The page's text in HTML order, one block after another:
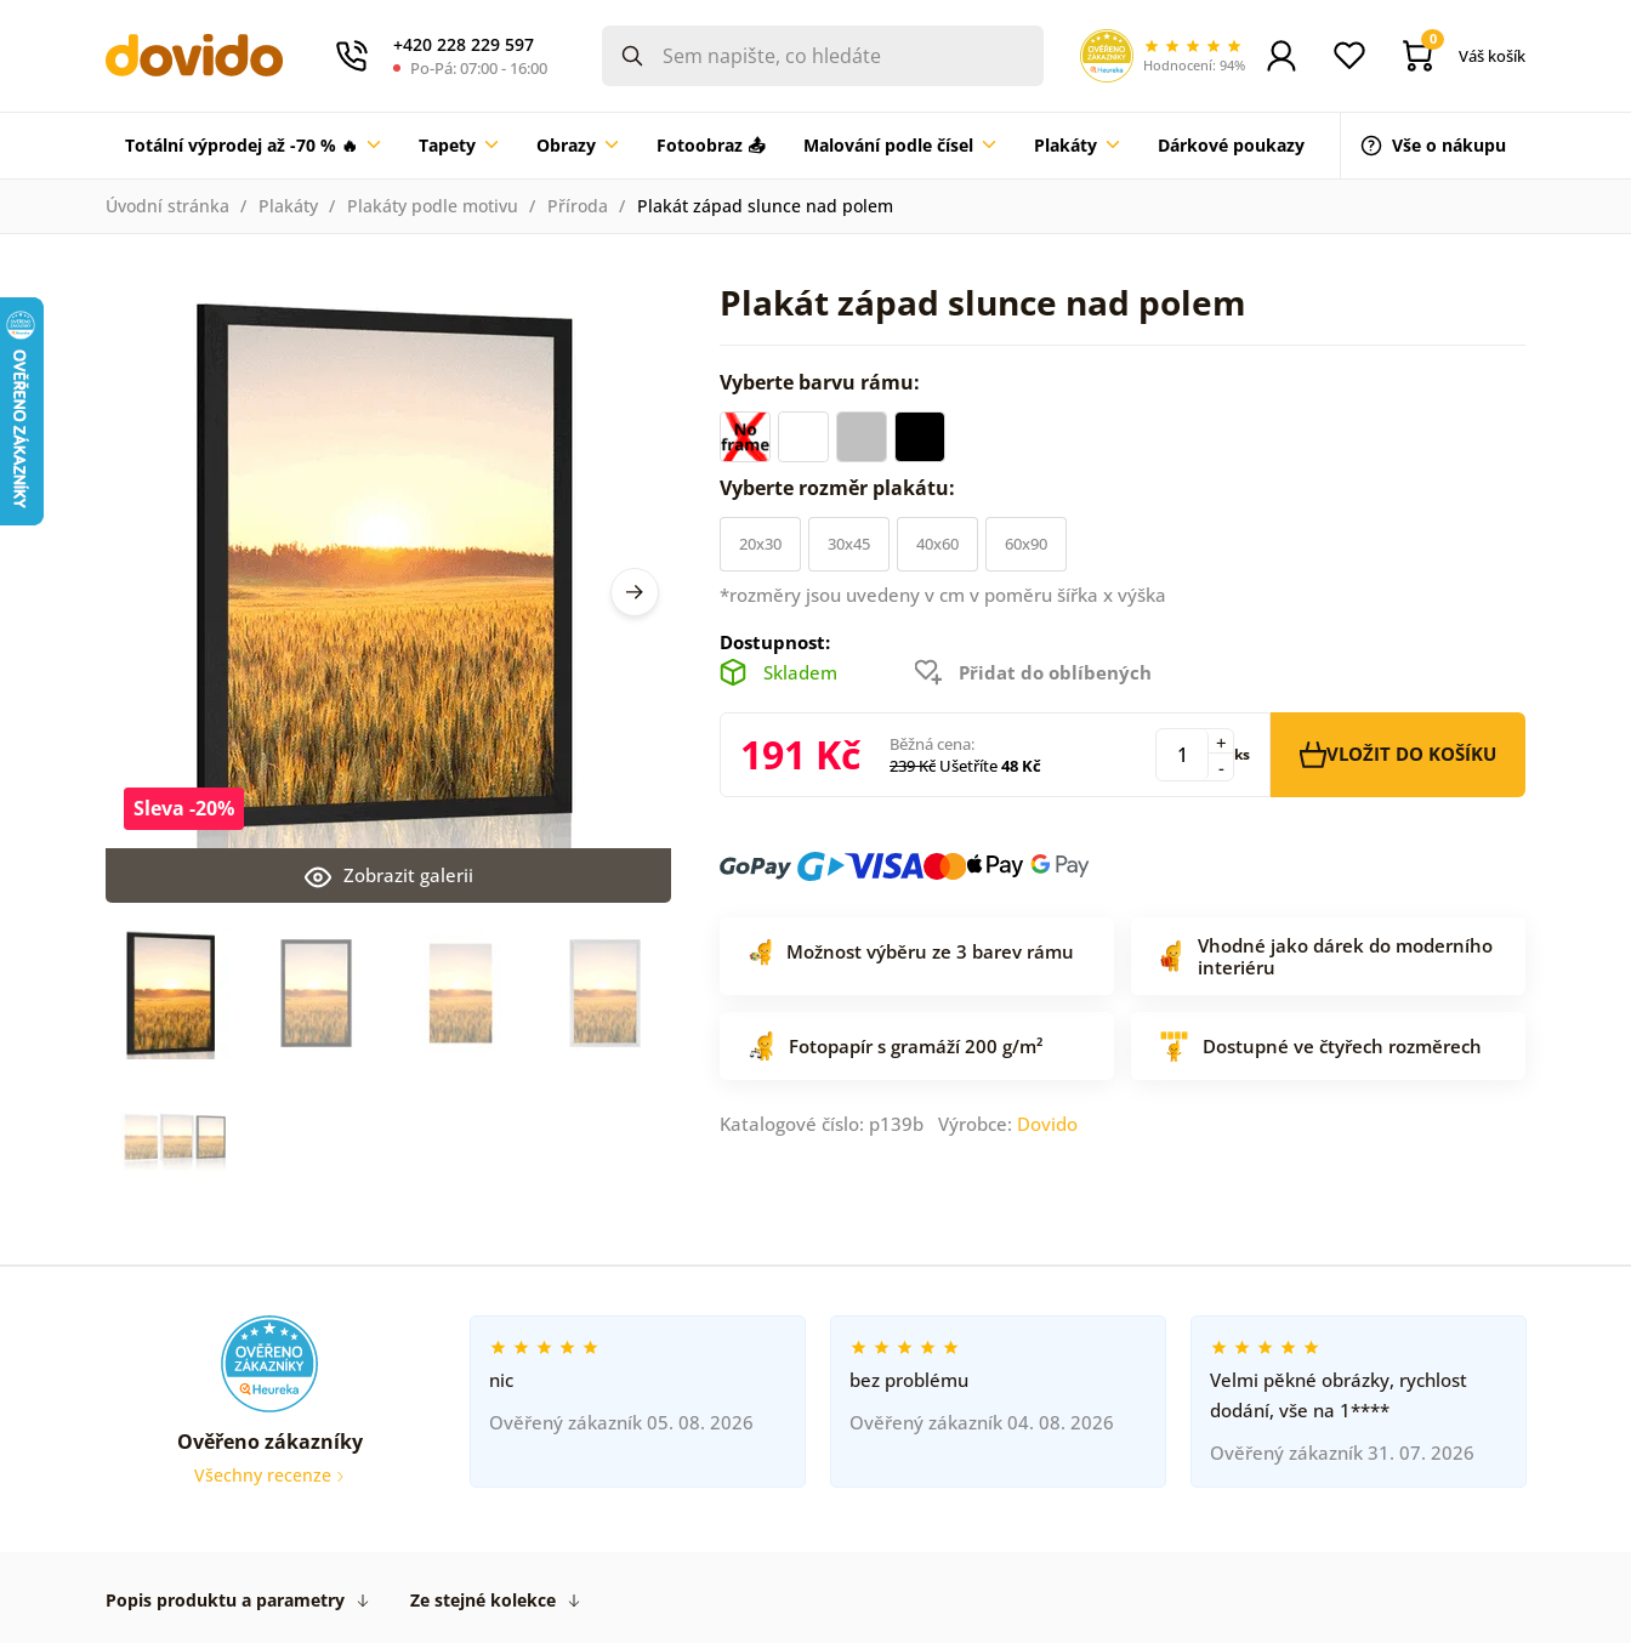
+420 228 229 597
Po-Pá: 07:00 - 16:00 Hodnocení: 94%
0
Váš košík
Totální výprodej až -70 % 🔥 Tapety Obrazy Fotoobraz 📤 Malování podle čísel Plakáty Dárkové poukazy Vše o nákupu
Úvodní stránka Plakáty Plakáty podle motivu Příroda Plakát západ slunce nad polem
Plakát západ slunce nad polem
Zobrazit galerii
Sleva -20%
Vyberte barvu rámu:
Vyberte rozměr plakátu:
20x30 30x45 40x60 60x90
*rozměry jsou uvedeny v cm v poměru šířka x výška
Dostupnost:
Skladem
Přidat do oblíbených
191 Kč
Běžná cena:
239 Kč Ušetříte48 Kč -
+ ks VLOŽIT DO KOŠÍKU
Možnost výběru ze 3 barev rámu
Vhodné jako dárek do moderního
interiéru
Fotopapír s gramáží 200 g/m² Dostupné ve čtyřech rozměrech
Katalogové číslo: p139b Výrobce: Dovido
Ověřeno zákazníky
Všechny recenze
nic
Ověřený zákazník 05. 08. 2026
bez problému
Ověřený zákazník 04. 08. 2026
Velmi pěkné obrázky, rychlost
dodání, vše na 1****
Ověřený zákazník 31. 07. 2026
Popis produktu a parametry Ze stejné kolekce